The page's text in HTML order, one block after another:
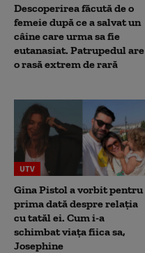
Descoperirea făcută de o
femeie după ce a salvat un
câine care urma sa fie
eutanasiat. Patrupedul are
o rasă extrem de rară
UTV
Gina Pistol a vorbit pentru
prima dată despre relația
cu tatăl ei. Cum i-a
schimbat viața fiica sa,
Josephine